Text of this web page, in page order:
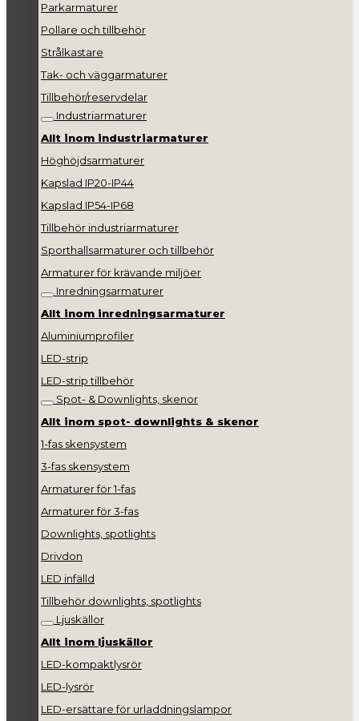
Parkarmaturer
Pollare och tillbehör
Strålkastare
Tak- och väggarmaturer
Tillbehör/reservdelar
Industriarmaturer
Allt inom industriarmaturer
Höghöjdsarmaturer
Kapslad IP20-IP44
Kapslad IP54-IP68
Tillbehör industriarmaturer
Sporthallsarmaturer och tillbehör
Armaturer för krävande miljöer
Inredningsarmaturer
Allt inom inredningsarmaturer
Aluminiumprofiler
LED-strip
LED-strip tillbehör
Spot- & Downlights, skenor
Allt inom spot- downlights & skenor
1-fas skensystem
3-fas skensystem
Armaturer för 1-fas
Armaturer för 3-fas
Downlights, spotlights
Drivdon
LED infälld
Tillbehör downlights, spotlights
Ljuskällor
Allt inom ljuskällor
LED-kompaktlysrör
LED-lysrör
LED-ersättare för urladdningslampor